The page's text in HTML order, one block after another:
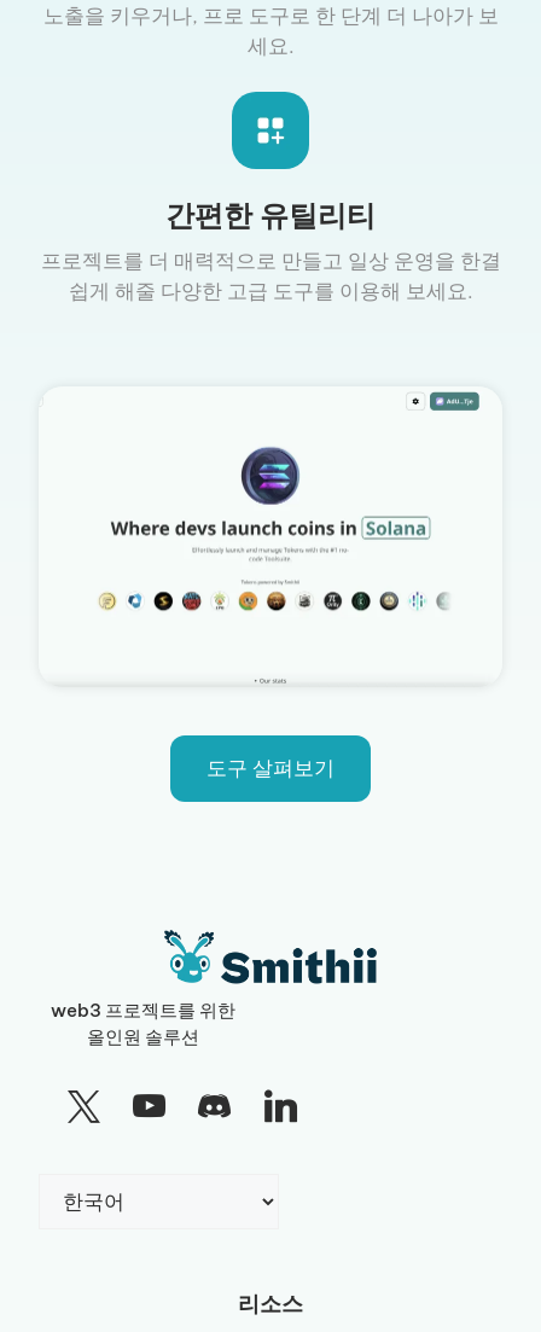
노출을 키우거나, 프로 도구로 한 단계 더 나아가 보
세요.
간편한 유틸리티
프로젝트를 더 매력적으로 만들고 일상 운영을 한결
쉽게 해줄 다양한 고급 도구를 이용해 보세요.
도구 살펴보기
web3 프로젝트를 위한
올인원 솔루션
Choose
리소스